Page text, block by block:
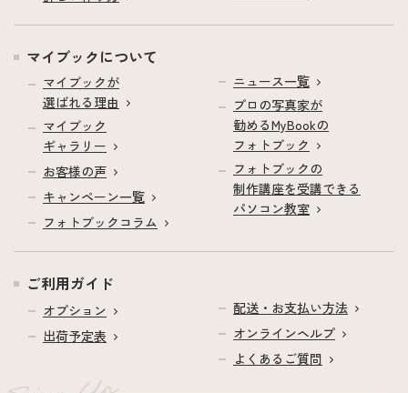
マイブックについて
マイブックが
選ばれる理由
マイブック
ギャラリー
お客様の声
キャンペーン一覧
フォトブックコラム
ニュース一覧
プロの写真家が
勧めるMyBookの
フォトブック
フォトブックの
制作講座を受講できる
パソコン教室
ご利用ガイド
オプション
出荷予定表
配送・お支払い方法
オンラインヘルプ
よくあるご質問